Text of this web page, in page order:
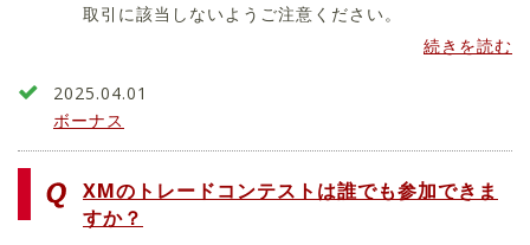
取引に該当しないようご注意ください。
続きを読む
2025.04.01
ボーナス
XMのトレードコンテストは誰でも参加できま
すか？